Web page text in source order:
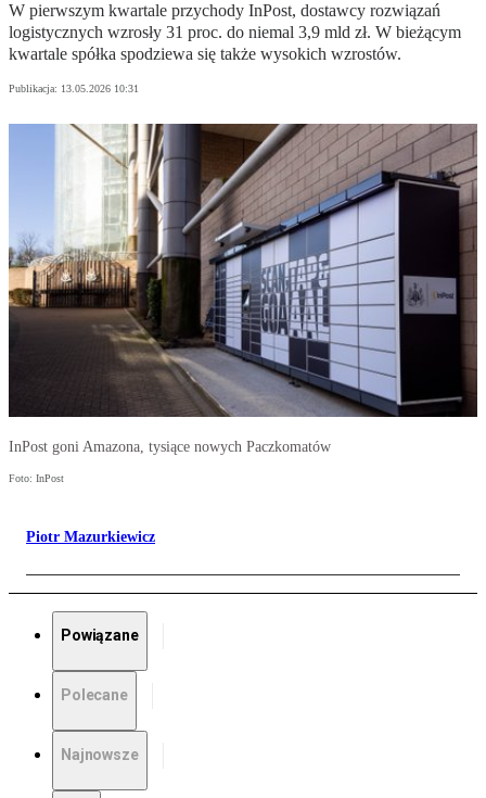
W pierwszym kwartale przychody InPost, dostawcy rozwiązań
logistycznych wzrosły 31 proc. do niemal 3,9 mld zł. W bieżącym
kwartale spółka spodziewa się także wysokich wzrostów.
Publikacja: 13.05.2026 10:31
InPost goni Amazona, tysiące nowych Paczkomatów
Foto: InPost
Piotr Mazurkiewicz
Powiązane
Polecane
Najnowsze